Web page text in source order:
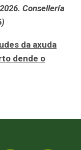
Consellería
da axuda
dende o